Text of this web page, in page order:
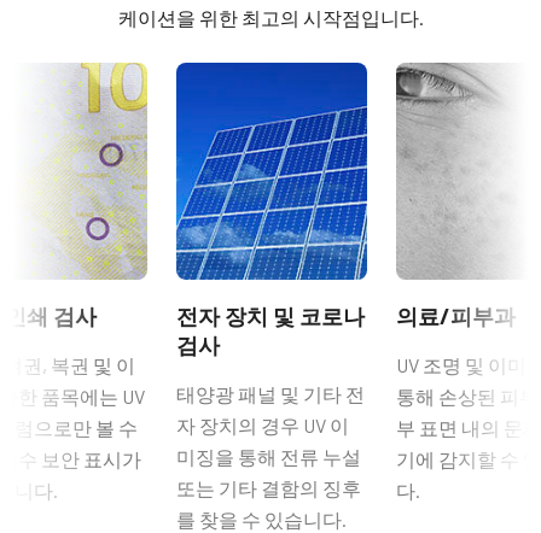
라이트 스펙트럼
해상도
8.1 MP
해상도 WxH
2856 x 2848 px
프레임 속도 / 라인 속도
66 fps
인터페이스
5 Gbps GigE Vision (PoE)
센서
1XCMOS
센서명
eBUS SDK for JAI (32 bit)
eBUS SDK for JAI (64 bit)
Compliance documents
CE Certificate - GO-8105M-5GE-UV
CE Certificate - GO-8105M-5GE-UV-GL
RoHS Declaration - GO-8105M-5GE-UV-GL
REACH Declaration - GO-8105M-5GE-UV
REACH Declaration - GO-8105M-5GE-UV-GL
데이터시트 다운로드
6핀 커넥터 케이블이 장착된 전원
공급 장치
6핀 암 커넥터 케이블이 장착된 전원 공급 장치 - 전원 코드 미포
(LKK-PSU-6PF-1.25)
히로세 호환 커넥터, 케이블 길이 1.25미터.
참고: 본 전원 공급 장치는 카메라와 함께 주문해야만 합니다(단
케이션을 위한 최고의 시작점입니다.
쇄 검사
권, 복권 및 이
한 품목에는 UV
럼으로만 볼 수
수 보안 표시가
니다.
전자 장치 및 코로나
검사
태양광 패널 및 기타 전
자 장치의 경우 UV 이
미징을 통해 전류 누설
또는 기타 결함의 징후
를 찾을 수 있습니다.
의료/피부과
UV 조명 및 이미
통해 손상된 피
부 표면 내의 문
기에 감지할 수
다.